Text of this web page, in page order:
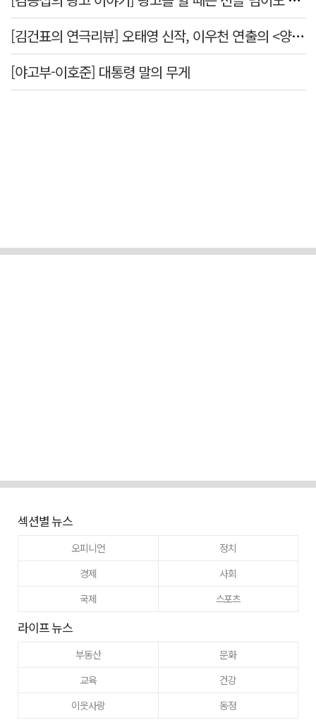
[김건표의 연극리뷰] 오태영 신작, 이우천 연출의 <양은 양순하다>"국민을 온순한 양으로 길들이는 전체주의적 정치의 알레고리"
[야고부-이호준] 대통령 말의 무게
섹션별 뉴스
오피니언
정치
경제
사회
국제
스포츠
라이프 뉴스
부동산
문화
교육
건강
이웃사랑
동정